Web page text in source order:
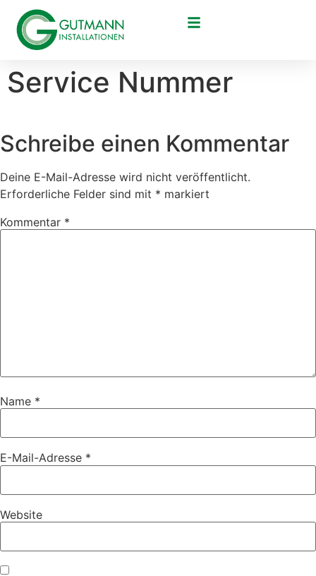
Service Nummer
Schreibe einen Kommentar
Deine E-Mail-Adresse wird nicht veröffentlicht.
Erforderliche Felder sind mit * markiert
Kommentar *
Name *
E-Mail-Adresse *
Website